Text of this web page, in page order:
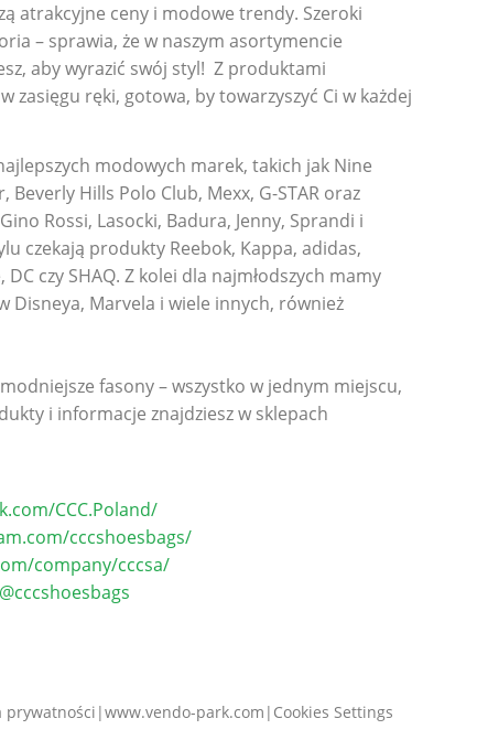
atrakcyjne ceny i modowe trendy. Szeroki
– sprawia, że w naszym asortymencie
aby wyrazić swój styl! Z produktami
zasięgu ręki, gotowa, by towarzyszyć Ci w każdej
modowych marek, takich jak Nine
Hills Polo Club, Mexx, G-STAR oraz
Rossi, Lasocki, Badura, Jenny, Sprandi i
czekają produkty Reebok, Kappa, adidas,
czy SHAQ. Z kolei dla najmłodszych mamy
Disneya, Marvela i wiele innych, również
fasony – wszystko w jednym miejscu,
i informacje znajdziesz w sklepach
CCC.Poland/
cccshoesbags/
company/cccsa/
prywatności www.vendo-park.com Cookies Settings